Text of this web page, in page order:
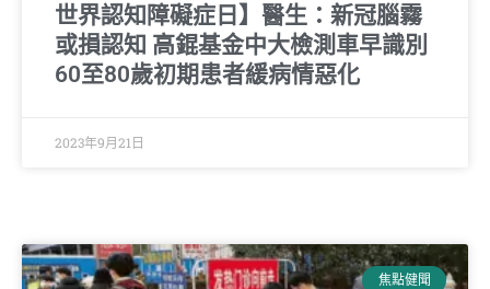
世界認知障礙症日】醫生：新冠腦霧
或損認知 高錕基金中大檢測車早識別
60至80歲初期患者緩病情惡化
2023年9月21日
焦點健聞